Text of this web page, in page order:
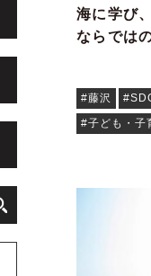
海に学び
ならでは
#藤沢
#子ども・子